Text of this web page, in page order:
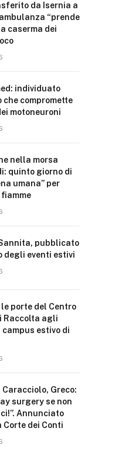
da Isernia a
“prende
caserma dei
individuato
che compromette
motoneuroni
nella morsa
quinto giorno di
umana” per
pubblicato
degli eventi estivi
le porte del Centro
Raccolta agli
estivo di
Greco:
surgery se non
Annunciato
Corte dei Conti